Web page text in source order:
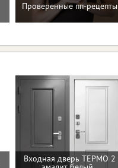
Проверенные пп-рецепты
Входная дверь ТЕРМО 2